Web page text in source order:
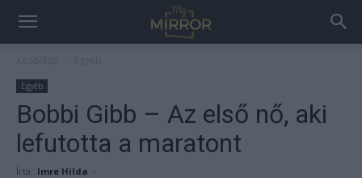
Egyéb
Bobbi Gibb – Az első nő, aki
lefutotta a maratont
Írta: Imre Hilda -